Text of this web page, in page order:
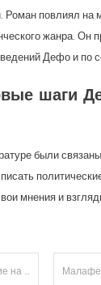
Роман повлиял на
жанра. Он
Дефо и по
шаги
были
мнения и